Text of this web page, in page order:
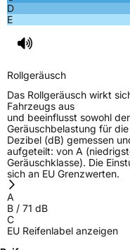
D
E
Rollgeräusch
Das Rollgeräusch wirkt
Fahrzeugs aus
und beeinflusst sowohl
Geräuschbelastung für
Dezibel (dB) gemessen
aufgeteilt: von A
Geräuschklasse). Die
sich an EU Grenzwerten.
A
B / 71 dB
C
EU Reifenlabel anzeigen